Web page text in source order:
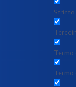
Stricto
Termo
Termo